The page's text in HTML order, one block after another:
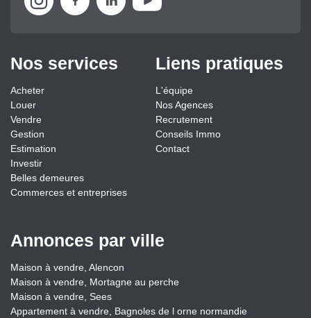
Nos services
Acheter
Louer
Vendre
Gestion
Estimation
Investir
Belles demeures
Commerces et entreprises
Liens pratiques
L'équipe
Nos Agences
Recrutement
Conseils Immo
Contact
Annonces par ville
Maison à vendre, Alencon
Maison à vendre, Mortagne au perche
Maison à vendre, Sees
Appartement à vendre, Bagnoles de l orne normandie